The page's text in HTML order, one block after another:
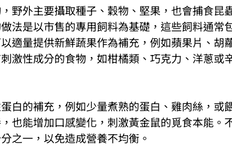
野外主要攝取種子、穀物、堅果，也會捕食昆
法是以市售的專用飼料為基礎，這些飼料通常
適量提供新鮮蔬果作為補充，例如蘋果片、胡
激性成分的食物，如柑橘類、巧克力、洋蔥或
白的補充，例如少量煮熟的蛋白、雞肉絲，或
也能增加口感變化，刺激黃金鼠的覓食本能。
之一，以免造成營養不均衡。